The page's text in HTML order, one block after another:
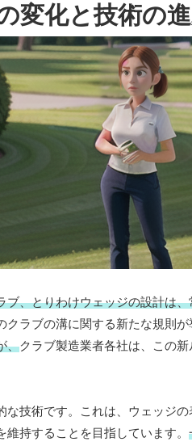
変化と技術の
、とりわけウェッジの設計は
ラブの溝に関する新たな規則が
、クラブ製造業者各社は、この
技術です。これは、ウェッジ
持することを目指しています。